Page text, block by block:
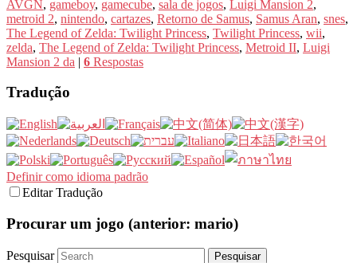
AVGN, gameboy, gamecube, sala de jogos, Luigi Mansion 2,
metroid 2, nintendo, cartazes, Retorno de Samus, Samus Aran, snes,
The Legend of Zelda: Twilight Princess, Twilight Princess, wii,
zelda, The Legend of Zelda: Twilight Princess, Metroid II, Luigi
Mansion 2 da | 6 Respostas
Tradução
Definir como idioma padrão
Editar Tradução
Procurar um jogo (anterior: mario)
Pesquisar